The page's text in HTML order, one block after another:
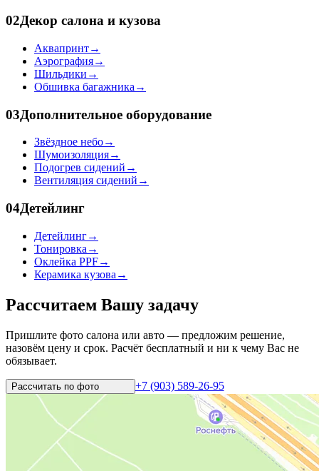
02Декор салона и кузова
Аквапринт→
Аэрография→
Шильдики →
Обшивка багажника →
03Дополнительное оборудование
Звёздное небо→
Шумоизоляция→
Подогрев сидений →
Вентиляция сидений →
04Детейлинг
Детейлинг→
Тонировка →
Оклейка PPF→
Керамика кузова →
Рассчитаем Вашу задачу
Пришлите фото салона или авто — предложим решение,
назовём цену и срок. Расчёт бесплатный и ни к чему Вас не
обязывает.
Рассчитать по фото +7 (903) 589-26-95